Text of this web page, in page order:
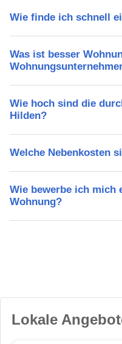
Wie finde ich schnell
Was ist besser
Wie hoch sind die
Hilden?
Welche Nebenkosten
Wie bewerbe ich mich
Wohnung?
Lokale